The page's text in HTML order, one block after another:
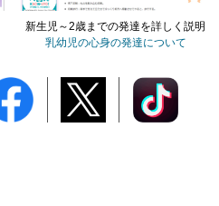
新生児～2歳までの発達を詳しく説明
乳幼児の心身の発達について